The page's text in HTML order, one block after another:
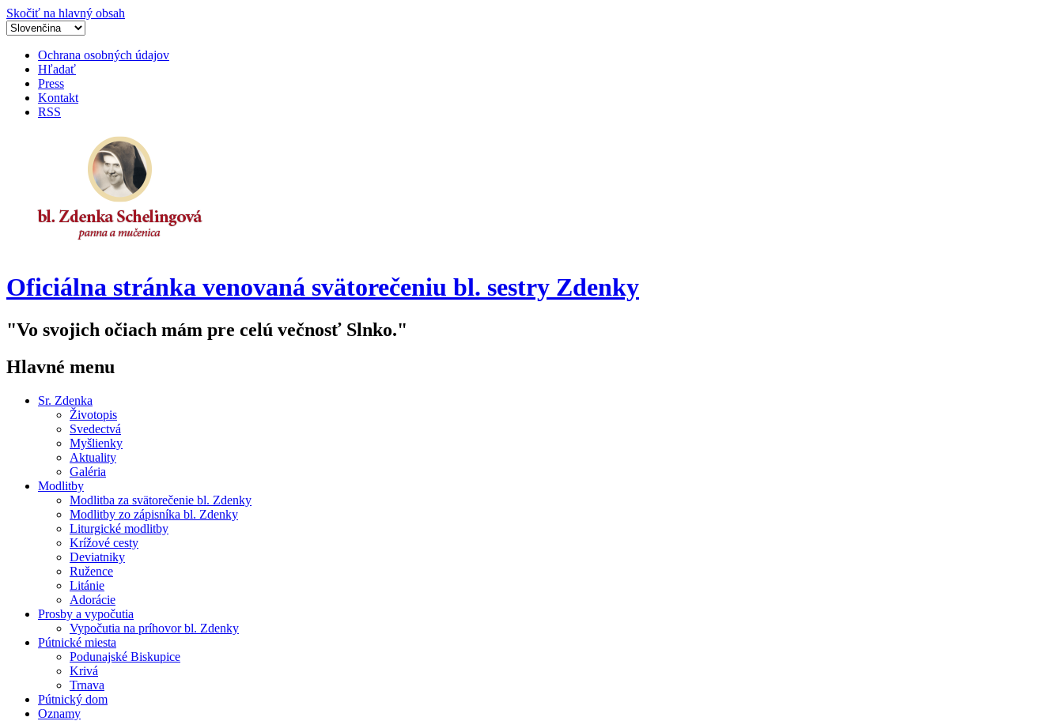
Skočiť na hlavný obsah
Ochrana osobných údajov
Hľadať
Press
Kontakt
RSS
Oficiálna stránka venovaná svätorečeniu bl. sestry Zdenky
"Vo svojich očiach mám pre celú večnosť Slnko."
Hlavné menu
Sr. Zdenka
Životopis
Svedectvá
Myšlienky
Aktuality
Galéria
Modlitby
Modlitba za svätorečenie bl. Zdenky
Modlitby zo zápisníka bl. Zdenky
Liturgické modlitby
Krížové cesty
Deviatniky
Ružence
Litánie
Adorácie
Prosby a vypočutia
Vypočutia na príhovor bl. Zdenky
Pútnické miesta
Podunajské Biskupice
Krivá
Trnava
Pútnický dom
Oznamy